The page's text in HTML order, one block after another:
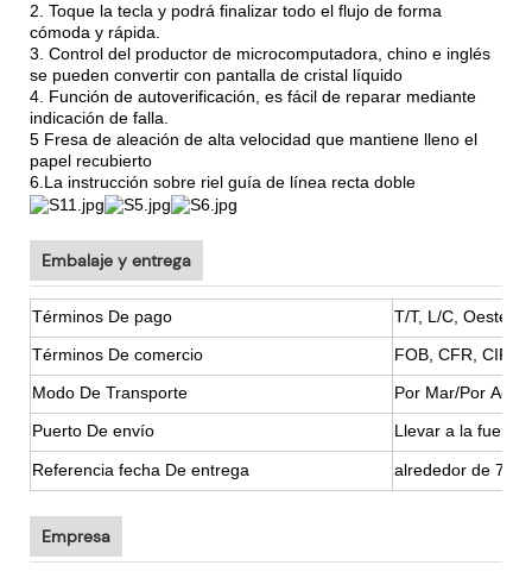
2. Toque la tecla y podrá finalizar todo el flujo de forma
cómoda y rápida.
3. Control del productor de microcomputadora, chino e inglés
se pueden convertir con pantalla de cristal líquido
4. Función de autoverificación, es fácil de reparar mediante
indicación de falla.
5 Fresa de aleación de alta velocidad que mantiene lleno el
papel recubierto
6.La instrucción sobre riel guía de línea recta doble
Embalaje y entrega
Términos De pago
T/T, L/C,
Términos De comercio
FOB, CFR, CIF,
Modo De Transporte
Por Mar/Por
Puerto De envío
Llevar a la fuerza
Referencia fecha De entrega alrededor de 7
Empresa